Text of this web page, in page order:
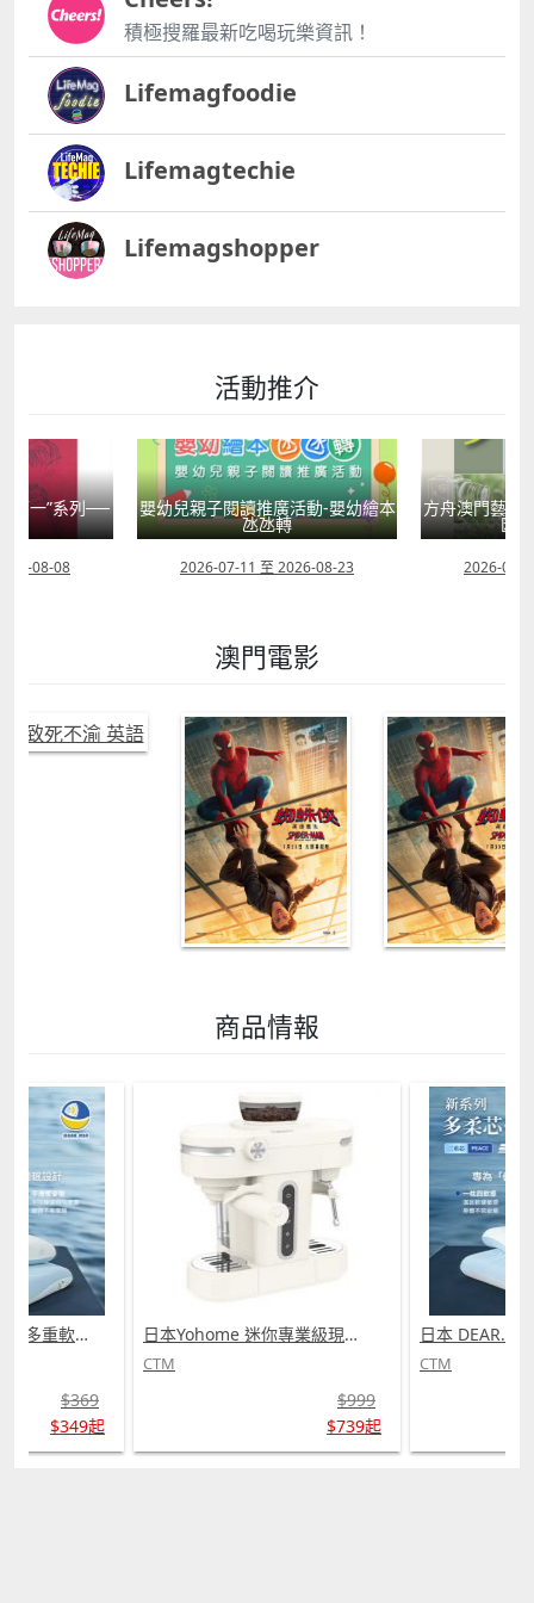
積極搜羅最新吃喝玩樂資訊！
Lifemagfoodie
Lifemagtechie
Lifemagshopper
活動推介
第一”系列──
08-08
嬰幼兒親子閱讀推廣活動-嬰幼繪本
氹氹轉
2026-07-11 至 2026-08-23
方舟澳門藝術
匯
2026-08-
澳門電影
商品情報
$349起
$739起